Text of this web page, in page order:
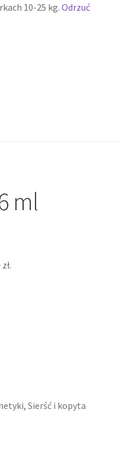
10-25 kg. Odrzuć
ml
zł.
, Sierść i kopyta